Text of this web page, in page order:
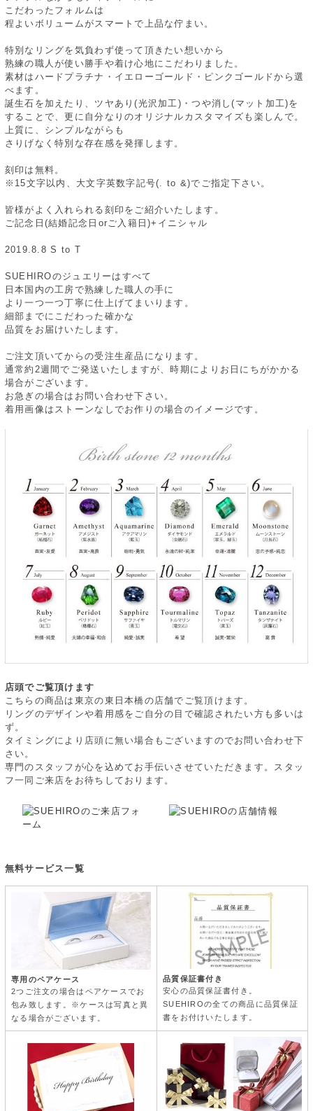
こだわったフォルムは
程よいボリュームがスマートで上品な佇まい。
特別なリングを気負わず使って頂きたい想いから
熟練の職人が使い勝手や着け心地にこだわりました。
素材はハードプラチナ・イエローゴールド・ピンクゴールドから選
べます。
誕生石を加えたり、ツヤあり(光沢加工)・つや消し(マット加工)を
することで、更に自分なりのオリジナルカスタマイズも楽しんで。
上質に、シンプルながらも
さりげなく特別な存在感を発揮します。
刻印は無料。
※15文字以内、大文字英数字記号(. to &)でご指定下さい。
皆様がよく入れられる刻印をご紹介いたします。
ご記念日(結婚記念日orご入籍日)+イニシャル
2019.8.8 S to T
SUEHIROのジュエリーはすべて
日本国内の工房で熟練した職人の手に
より一つ一つ丁寧に仕上げてまいります。
細部までにこだわった確かな
品質をお届けいたします。
ご注文頂いてからの受注生産品になります。
通常約2週間でご発送いたしますが、時期によりお日にちがかかる
場合がございます。
お急ぎの場合はお問い合わせ下さい。
着用画像はストーンなしでお作りの場合のイメージです。
店頭でご覧頂けます
こちらの商品は東京の東日本橋の店舗でご覧頂けます。
リングのデザインや着用感をご自分の目で確認されたい方も多いは
ず。
タイミングにより店頭に無い場合もございますのでお問い合わせ下
さい。
専門のスタッフが心を込めてお手伝いさせていただきます。スタッ
フ一同ご来店をお待ちしております。
無料サービス一覧
専用のペアケース
2つご注文の場合はペアケースでお
包み致します。※ケースは写真と異
なる場合がございます。
品質保証書付き
安心の品質保証書付き。
SUEHIROの全ての商品に品質保証
書をお付けいたします。